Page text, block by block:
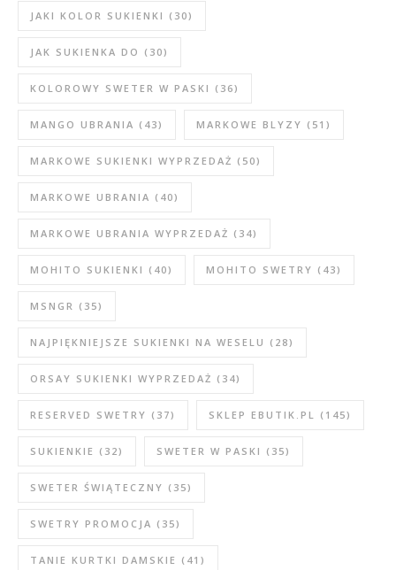
JAKI KOLOR SUKIENKI (30)
JAK SUKIENKA DO (30)
KOLOROWY SWETER W PASKI (36)
MANGO UBRANIA (43) MARKOWE BLYZY (51)
MARKOWE SUKIENKI WYPRZEDAŻ (50)
MARKOWE UBRANIA (40)
MARKOWE UBRANIA WYPRZEDAŻ (34)
MOHITO SUKIENKI (40) MOHITO SWETRY (43)
MSNGR (35)
NAJPIĘKNIEJSZE SUKIENKI NA WESELU (28)
ORSAY SUKIENKI WYPRZEDAŻ (34)
RESERVED SWETRY (37) SKLEP EBUTIK.PL (145)
SUKIENKIE (32) SWETER W PASKI (35)
SWETER ŚWIĄTECZNY (35)
SWETRY PROMOCJA (35)
TANIE KURTKI DAMSKIE (41)